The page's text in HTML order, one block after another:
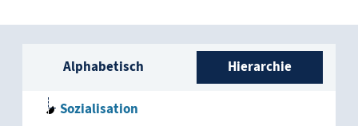
Seitenleisten-Liste:
Alphabetisch Hierarchie
Sozialisation